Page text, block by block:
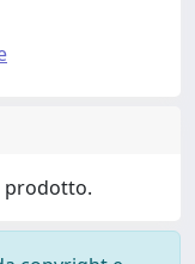
prodotto.